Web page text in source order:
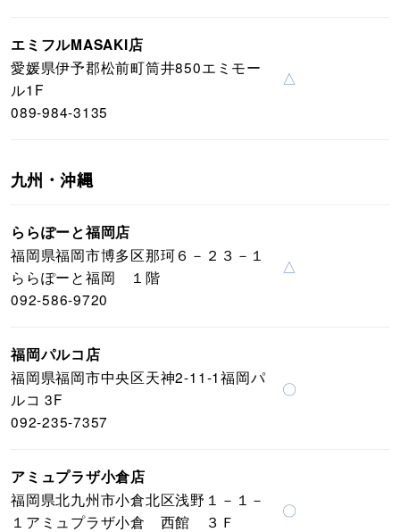
エミフルMASAKI店
愛媛県伊予郡松前町筒井850エミモー
ル1F
089-984-3135
△
九州・沖縄
ららぽーと福岡店
福岡県福岡市博多区那珂６－２３－１
ららぽーと福岡 １階
092-586-9720
△
福岡パルコ店
福岡県福岡市中央区天神2-11-1福岡パ
ルコ 3F
092-235-7357
〇
アミュプラザ小倉店
福岡県北九州市小倉北区浅野１－１－
１アミュプラザ小倉 西館 ３Ｆ
〇